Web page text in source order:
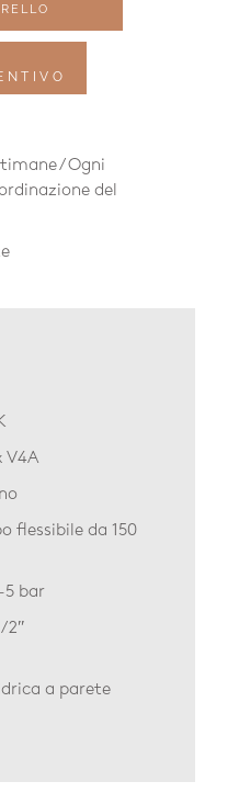
/ Ogni
del
V4A
flessibile da 150
5 bar
2″
a parete